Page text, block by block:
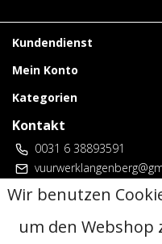
Kundendienst
Mein Konto
Kategorien
Kontakt
0031 6 38893591
3 locaties Duitsland
© Copyright 2026 - | Realisatie
Wir benutzen
um den Webshop